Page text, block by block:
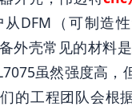
DFM（可制造
外壳常见的材料
虽然强度高，
的工程团队会根